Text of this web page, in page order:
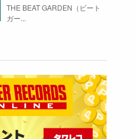
THE BEAT GARDEN（ビート
ガー...